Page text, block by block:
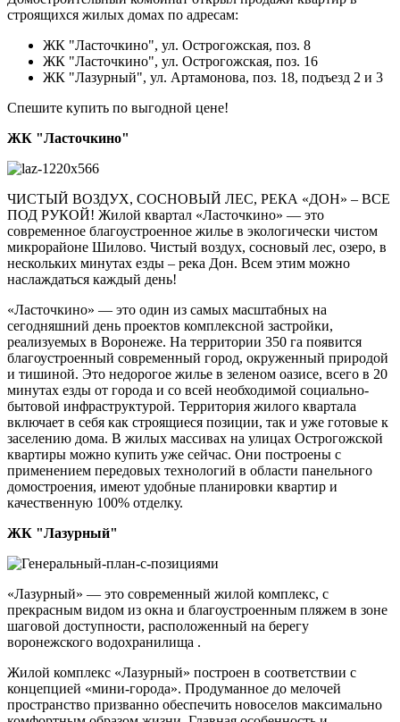
строящихся жилых домах по адресам:
ЖК "Ласточкино", ул. Острогожская, поз. 8
ЖК "Ласточкино", ул. Острогожская, поз. 16
ЖК "Лазурный", ул. Артамонова, поз. 18, подъезд 2 и 3
Спешите купить по выгодной цене!
ЖК "Ласточкино"
ЧИСТЫЙ ВОЗДУХ, СОСНОВЫЙ ЛЕС, РЕКА «ДОН» – ВСЕ
ПОД РУКОЙ! Жилой квартал «Ласточкино» — это
современное благоустроенное жилье в экологически чистом
микрорайоне Шилово. Чистый воздух, сосновый лес, озеро, в
нескольких минутах езды – река Дон. Всем этим можно
наслаждаться каждый день!
«Ласточкино» — это один из самых масштабных на
сегодняшний день проектов комплексной застройки,
реализуемых в Воронеже. На территории 350 га появится
благоустроенный современный город, окруженный природой
и тишиной. Это недорогое жилье в зеленом оазисе, всего в 20
минутах езды от города и со всей необходимой социально-
бытовой инфраструктурой. Территория жилого квартала
включает в себя как строящиеся позиции, так и уже готовые к
заселению дома. В жилых массивах на улицах Острогожской
квартиры можно купить уже сейчас. Они построены с
применением передовых технологий в области панельного
домостроения, имеют удобные планировки квартир и
качественную 100% отделку.
ЖК "Лазурный"
«Лазурный» — это современный жилой комплекс, с
прекрасным видом из окна и благоустроенным пляжем в зоне
шаговой доступности, расположенный на берегу
воронежского водохранилища .
Жилой комплекс «Лазурный» построен в соответствии с
концепцией «мини-города». Продуманное до мелочей
пространство призванно обеспечить новоселов максимально